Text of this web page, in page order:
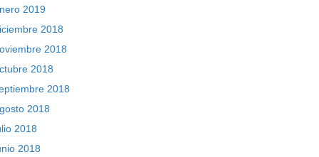
2019
2018
2018
2018
2018
2018
2018
2018